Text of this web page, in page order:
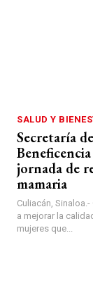
SALUD Y
Secretaría
jornada de
mamaria
Culiacán,
a mejorar la
mujeres que...